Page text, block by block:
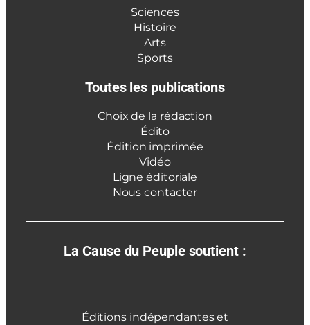
Sciences
Histoire
Arts
Sports
Toutes les publications
Choix de la rédaction
Édito
Édition imprimée
Vidéo
Ligne éditoriale
Nous contacter
La Cause du Peuple soutient :
Éditions indépendantes et